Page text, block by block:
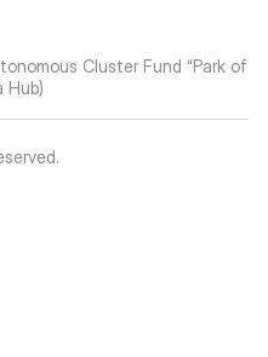
Cluster Fund “Park of
Hub)
.